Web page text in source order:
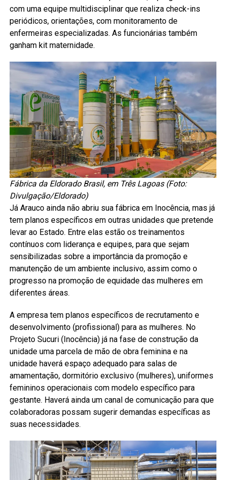
com uma equipe multidisciplinar que realiza check-ins
periódicos, orientações, com monitoramento de
enfermeiras especializadas. As funcionárias também
ganham kit maternidade.
Fábrica da Eldorado Brasil, em Três Lagoas (Foto:
Divulgação/Eldorado)
Já Arauco ainda não abriu sua fábrica em Inocência, mas já
tem planos específicos em outras unidades que pretende
levar ao Estado. Entre elas estão os treinamentos
contínuos com liderança e equipes, para que sejam
sensibilizadas sobre a importância da promoção e
manutenção de um ambiente inclusivo, assim como o
progresso na promoção de equidade das mulheres em
diferentes áreas.
A empresa tem planos específicos de recrutamento e
desenvolvimento (profissional) para as mulheres. No
Projeto Sucuri (Inocência) já na fase de construção da
unidade uma parcela de mão de obra feminina e na
unidade haverá espaço adequado para salas de
amamentação, dormitório exclusivo (mulheres), uniformes
femininos operacionais com modelo específico para
gestante. Haverá ainda um canal de comunicação para que
colaboradoras possam sugerir demandas específicas as
suas necessidades.